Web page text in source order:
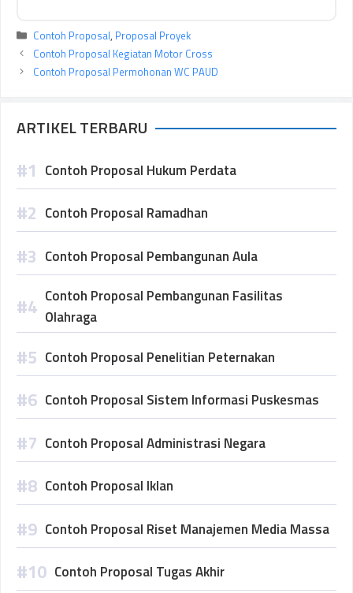
Kategori
Contoh Proposal, Proposal Proyek
Contoh Proposal Kegiatan Motor Cross
Contoh Proposal Permohonan WC PAUD
ARTIKEL TERBARU
Contoh Proposal Hukum Perdata
Contoh Proposal Ramadhan
Contoh Proposal Pembangunan Aula
Contoh Proposal Pembangunan Fasilitas
Olahraga
Contoh Proposal Penelitian Peternakan
Contoh Proposal Sistem Informasi Puskesmas
Contoh Proposal Administrasi Negara
Contoh Proposal Iklan
Contoh Proposal Riset Manajemen Media Massa
Contoh Proposal Tugas Akhir